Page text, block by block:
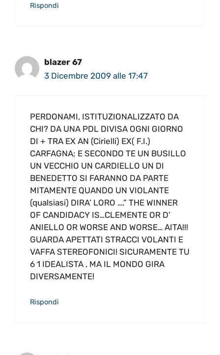
Rispondi
blazer 67
3 Dicembre 2009 alle 17:47
PERDONAMI, ISTITUZIONALIZZATO DA
CHI? DA UNA PDL DIVISA OGNI GIORNO
DI + TRA EX AN (Cirielli) EX( F.I.)
CARFAGNA; E SECONDO TE UN BUSILLO
UN VECCHIO UN CARDIELLO UN DI
BENEDETTO SI FARANNO DA PARTE
MITAMENTE QUANDO UN VIOLANTE
(qualsiasi) DIRA’ LORO ….” THE WINNER
OF CANDIDACY IS…CLEMENTE OR D’
ANIELLO OR WORSE AND WORSE… AITA!!!
GUARDA APETTATI STRACCI VOLANTI E
VAFFA STEREOFONICI! SICURAMENTE TU
6 1 IDEALISTA , MA IL MONDO GIRA
DIVERSAMENTE!
Rispondi